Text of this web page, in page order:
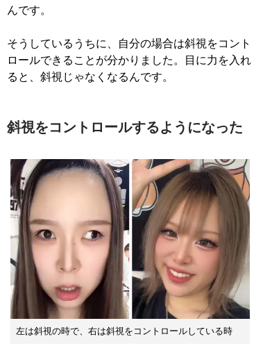
んです。
そうしているうちに、自分の場合は斜視をコント
ロールできることが分かりました。目に力を入れ
ると、斜視じゃなくなるんです。
斜視をコントロールするようになった
左は斜視の時で、右は斜視をコントロールしている時